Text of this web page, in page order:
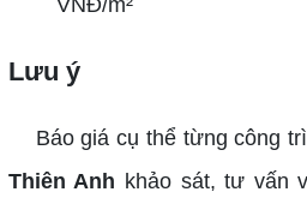
Lưu ý
Báo giá cụ thể từng công
Thiên Anh khảo sát, tư vấn